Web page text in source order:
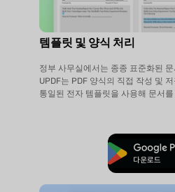
템플릿 및 양식 처리
정부 사무실에서는 종종 표준화된
UPDF는 PDF 양식의 직접 작성 및
통일된 전자 템플릿을 사용해 문서
무료로 다운